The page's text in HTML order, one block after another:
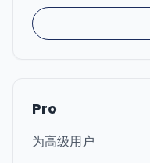
Pro
为高级用户